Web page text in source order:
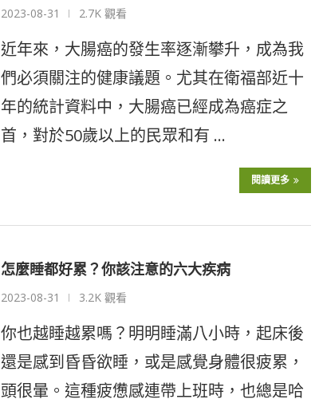
2023-08-31 2.7K 觀看
近年來，大腸癌的發生率逐漸攀升，成為我
們必須關注的健康議題。尤其在衛福部近十
年的統計資料中，大腸癌已經成為癌症之
首，對於50歲以上的民眾和有 …
閱讀更多
怎麼睡都好累？你該注意的六大疾病
2023-08-31 3.2K 觀看
你也越睡越累嗎？明明睡滿八小時，起床後
還是感到昏昏欲睡，或是感覺身體很疲累，
頭很暈。這種疲憊感連帶上班時，也總是哈